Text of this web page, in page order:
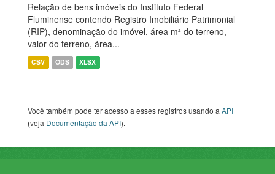
Relação de bens imóveis do Instituto Federal
Fluminense contendo Registro Imobiliário Patrimonial
(RIP), denominação do imóvel, área m² do terreno,
valor do terreno, área...
CSV ODS XLSX
Você também pode ter acesso a esses registros usando aAPI
(veja Documentação da API).